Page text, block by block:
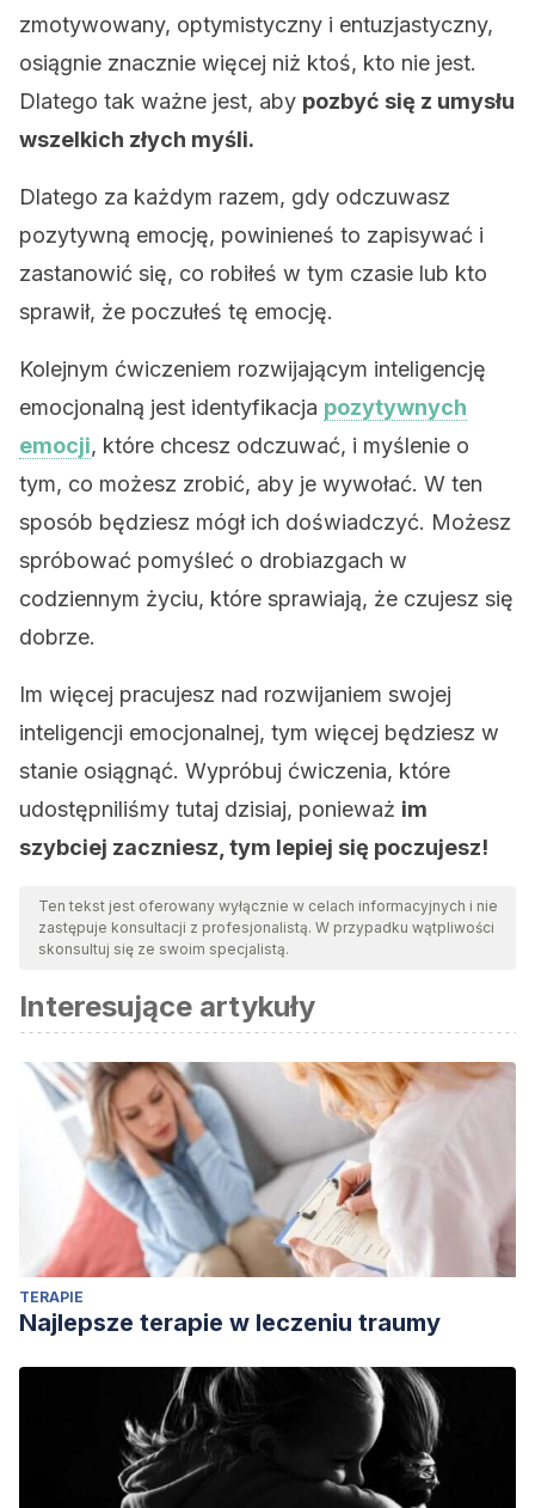
zmotywowany, optymistyczny i entuzjastyczny,
osiągnie znacznie więcej niż ktoś, kto nie jest.
Dlatego tak ważne jest, aby pozbyć się z umysłu
wszelkich złych myśli.
Dlatego za każdym razem, gdy odczuwasz
pozytywną emocję, powinieneś to zapisywać i
zastanowić się, co robiłeś w tym czasie lub kto
sprawił, że poczułeś tę emocję.
Kolejnym ćwiczeniem rozwijającym inteligencję
emocjonalną jest identyfikacja pozytywnych
emocji, które chcesz odczuwać, i myślenie o
tym, co możesz zrobić, aby je wywołać. W ten
sposób będziesz mógł ich doświadczyć. Możesz
spróbować pomyśleć o drobiazgach w
codziennym życiu, które sprawiają, że czujesz się
dobrze.
Im więcej pracujesz nad rozwijaniem swojej
inteligencji emocjonalnej, tym więcej będziesz w
stanie osiągnąć. Wypróbuj ćwiczenia, które
udostępniliśmy tutaj dzisiaj, ponieważ im
szybciej zaczniesz, tym lepiej się poczujesz!
Ten tekst jest oferowany wyłącznie w celach informacyjnych i nie
zastępuje konsultacji z profesjonalistą. W przypadku wątpliwości
skonsultuj się ze swoim specjalistą.
Interesujące artykuły
TERAPIE
Najlepsze terapie w leczeniu traumy